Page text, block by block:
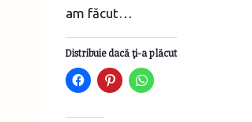
am făcut…
Distribuie dacă ţi-a plăcut